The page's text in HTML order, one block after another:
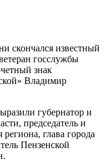
скончался известный
госслужбы
знак
Владимир
губернатор и
председатель и
глава города
Пензенской